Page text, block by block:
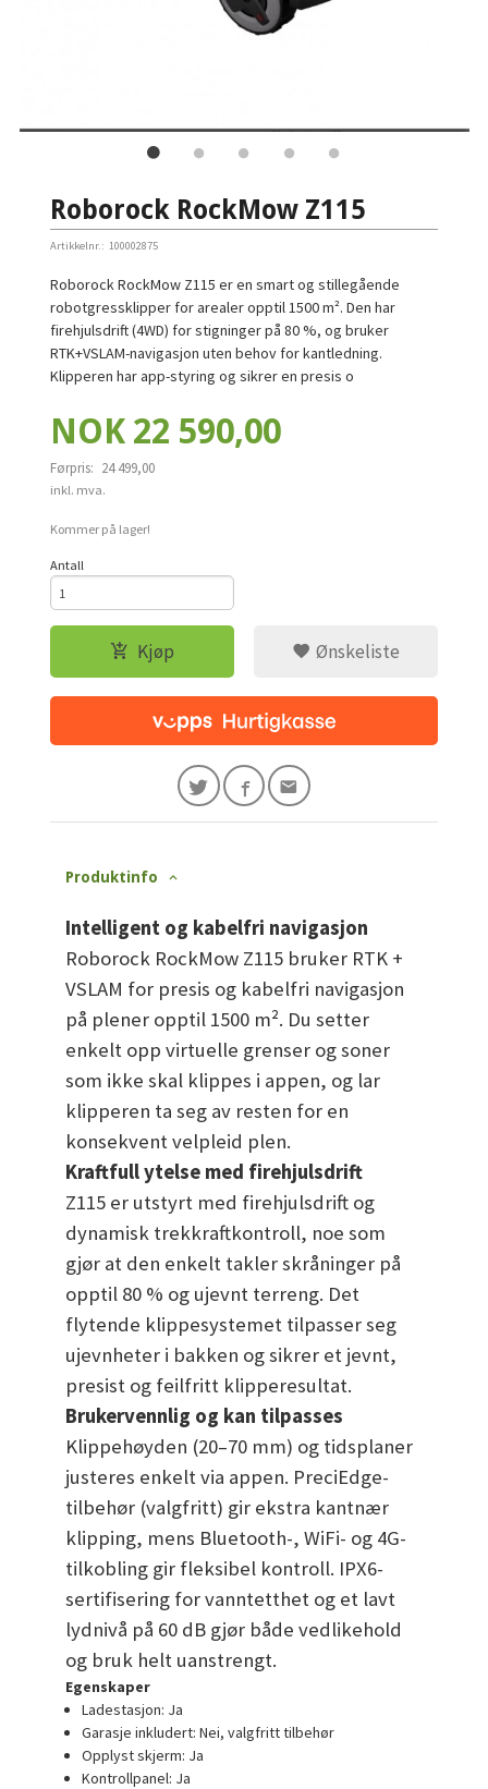
Roborock RockMow Z115
Artikkelnr.: 100002875
Roborock RockMow Z115 er en smart og stillegående
robotgressklipper for arealer opptil 1500 m². Den har
firehjulsdrift (4WD) for stigninger på 80 %, og bruker
RTK+VSLAM-navigasjon uten behov for kantledning.
Klipperen har app-styring og sikrer en presis o
Tilbud
NOK 22 590,00
Førpris: 24 499,00
Rabatt
inkl. mva.
Kommer på lager!
Antall
Kjøp Ønskeliste
Produktinfo
Intelligent og kabelfri navigasjon
Roborock RockMow Z115 bruker RTK +
VSLAM for presis og kabelfri navigasjon
på plener opptil 1500 m². Du setter
enkelt opp virtuelle grenser og soner
som ikke skal klippes i appen, og lar
klipperen ta seg av resten for en
konsekvent velpleid plen.
Kraftfull ytelse med firehjulsdrift
Z115 er utstyrt med firehjulsdrift og
dynamisk trekkraftkontroll, noe som
gjør at den enkelt takler skråninger på
opptil 80 % og ujevnt terreng. Det
flytende klippesystemet tilpasser seg
ujevnheter i bakken og sikrer et jevnt,
presist og feilfritt klipperesultat.
Brukervennlig og kan tilpasses
Klippehøyden (20–70 mm) og tidsplaner
justeres enkelt via appen. PreciEdge-
tilbehør (valgfritt) gir ekstra kantnær
klipping, mens Bluetooth-, WiFi- og 4G-
tilkobling gir fleksibel kontroll. IPX6-
sertifisering for vanntetthet og et lavt
lydnivå på 60 dB gjør både vedlikehold
og bruk helt uanstrengt.
Egenskaper
Ladestasjon: Ja
Garasje inkludert: Nei, valgfritt tilbehør
Opplyst skjerm: Ja
Kontrollpanel: Ja